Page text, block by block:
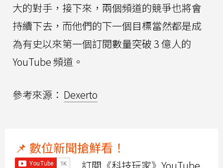
大的對手，接下來，兩個頻道的競爭也將會
持續下去，而他們的下一個目標當然都是成
為有史以來第一個訂閱數量突破 3 億人的
YouTube 頻道。
參考來源： Dexerto
📌 數位新聞搶鮮看！